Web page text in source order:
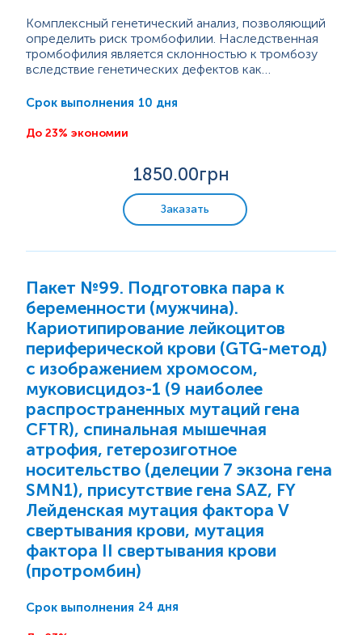
Комплексный генетический анализ, позволяющий
определить риск тромбофилии. Наследственная
тромбофилия является склонностью к тромбозу
вследствие генетических дефектов как
(антикоагулянтной и фибринолитической) систем
полиморфизмы генов факторов и компонентов
функциональной активности.
Срок выполнения 10 дня
До 23% экономии
1850.00грн
Заказать
Пакет №99. Подготовка пара к
беременности (мужчина).
Кариотипирование лейкоцитов
периферической крови (GTG-метод)
с изображением хромосом,
муковисцидоз-1 (9 наиболее
распространенных мутаций гена
CFTR), спинальная мышечная
атрофия, гетерозиготное
носительство (делеции 7 экзона гена
SMN1), присутствие гена SAZ, FY
Лейденская мутация фактора V
свертывания крови, мутация
фактора II свертывания крови
(протромбин)
Срок выполнения 24 дня